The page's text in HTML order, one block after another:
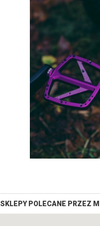
SKLEPY POLECANE PRZEZ